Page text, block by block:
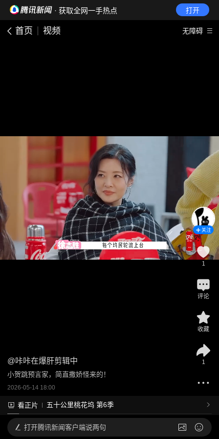
· 获取全网一手热点 打开
首页 视频 无障碍
@咔咔在爆肝剪辑中
小贺跳预言家，简直撒娇怪来的！
2026-05-14 18:00
看正片 五十公里桃花坞 第6季
关注
1
评论
收藏
1
打开腾讯新闻客户端说两句